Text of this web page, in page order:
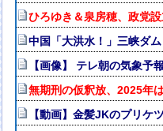
ひろゆき＆泉房穂、政党
中国「大洪水！」三峡ダ
【画像】 テレ朝の気象予
無期刑の仮釈放、2025年
【動画】金髪JKのプリケ